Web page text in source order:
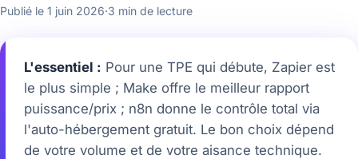
Publié le 1 juin 2026·3 min de lecture
L'essentiel : Pour une TPE qui débute, Zapier est
le plus simple ; Make offre le meilleur rapport
puissance/prix ; n8n donne le contrôle total via
l'auto-hébergement gratuit. Le bon choix dépend
de votre volume et de votre aisance technique.